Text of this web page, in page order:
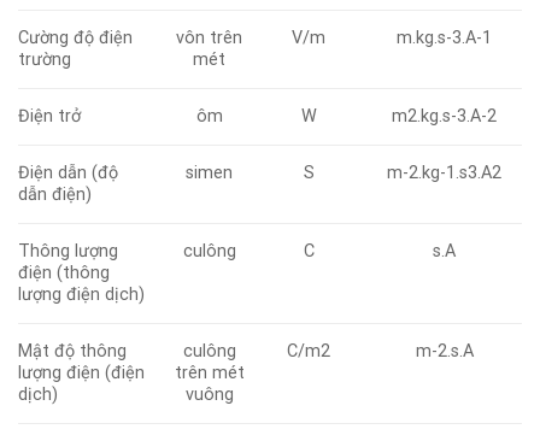
Cường độ điện
trường
vôn trên
mét
V/m m.kg.s-3.A-1
Điện trở ôm W m2.kg.s-3.A-2
Điện dẫn (độ
dẫn điện)
simen S m-2.kg-1.s3.A2
Thông lượng
điện (thông
lượng điện dịch)
culông C s.A
Mật độ thông
lượng điện (điện
dịch)
culông
trên mét
vuông
C/m2 m-2.s.A